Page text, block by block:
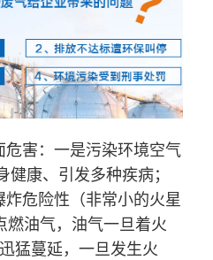
危害：一是污染环境空气
康、引发多种疾病；
危险性（非常小的火星
燃油气，油气一旦着火
猛蔓延，一旦发生火